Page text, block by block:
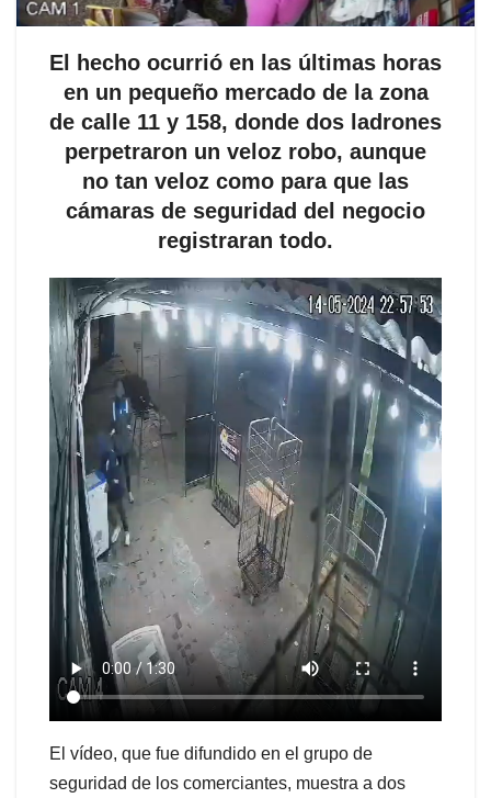
El hecho ocurrió en las últimas horas
en un pequeño mercado de la zona
de calle 11 y 158, donde dos ladrones
perpetraron un veloz robo, aunque
no tan veloz como para que las
cámaras de seguridad del negocio
registraran todo.
El vídeo, que fue difundido en el grupo de
seguridad de los comerciantes, muestra a dos